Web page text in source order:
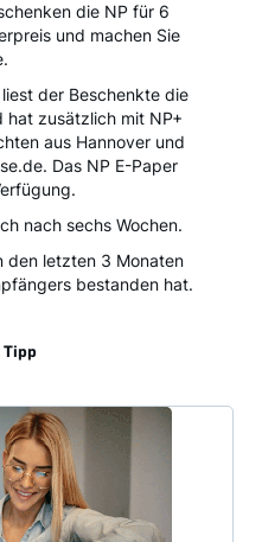
die NP für 6
und machen Sie
der Beschenkte die
hat zusätzlich mit NP+
aus Hannover und
Das NP E-Paper
nach sechs Wochen.
den letzten 3 Monaten
bestanden hat.
Tipp